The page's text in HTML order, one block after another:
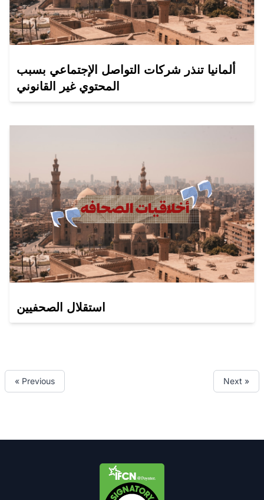
ألمانيا تنذر شركات التواصل الإجتماعي بسبب
المحتوي غير القانوني
استقلال الصحفيين
« Previous Next »